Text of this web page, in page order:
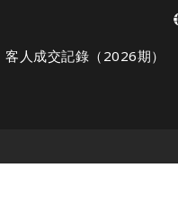
客人成交記錄（2026期）